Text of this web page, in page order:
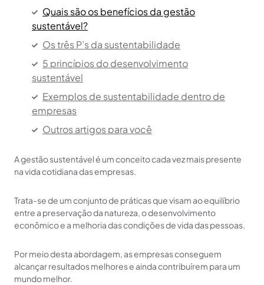
Quais são os benefícios da gestão
sustentável?
Os três P’s da sustentabilidade
5 princípios do desenvolvimento
sustentável
Exemplos de sustentabilidade dentro de
empresas
Outros artigos para você
A gestão sustentável é um conceito cada vez mais presente
na vida cotidiana das empresas.
Trata-se de um conjunto de práticas que visam ao equilíbrio
entre a preservação da natureza, o desenvolvimento
econômico e a melhoria das condições de vida das pessoas.
Por meio desta abordagem, as empresas conseguem
alcançar resultados melhores e ainda contribuírem para um
mundo melhor.